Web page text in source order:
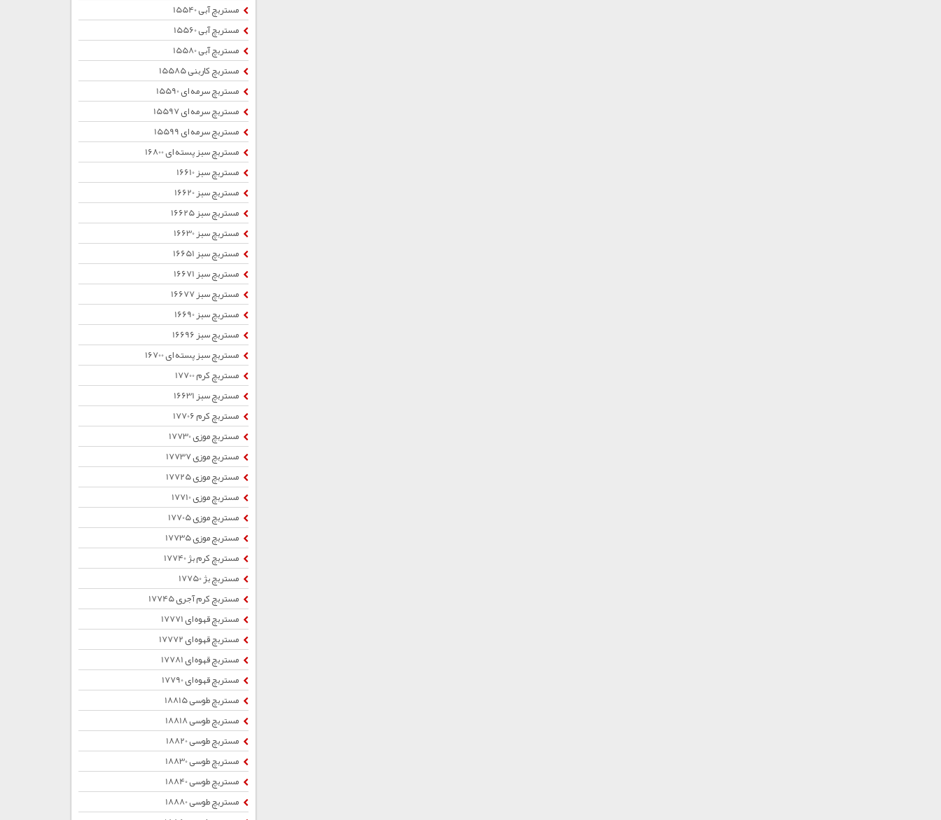
مستربچ آبی 15540
مستربچ آبی 15560
مستربچ آبی 15580
مستربچ کاربنی 15585
مستربچ سرمه ای 15590
مستربچ سرمه ای 15597
مستربچ سرمه ای 15599
مستربچ سبز پسته ای 16800
مستربچ سبز 16610
مستربچ سبز 16620
مستربچ سبز 16625
مستربچ سبز 16630
مستربچ سبز 16651
مستربچ سبز 16671
مستربچ سبز 16677
مستربچ سبز 16690
مستربچ سبز 16696
مستربچ سبز پسته ای 16700
مستربچ کرم 17700
مستربچ سبز 16631
مستربچ کرم 17706
مستربچ موزی 17730
مستربچ موزی 17737
مستربچ موزی 17725
مستربچ موزی 17710
مستربچ موزی 17705
مستربچ موزی 17735
مستربچ کرم بژ 17740
مستربچ بژ 17750
مستربچ کرم آجری 17745
مستربچ قهوه ای 17771
مستربچ قهوه ای 17772
مستربچ قهوه ای 17781
مستربچ قهوه ای 17790
مستربچ طوسی 18815
مستربچ طوسی 18818
مستربچ طوسی 18820
مستربچ طوسی 18830
مستربچ طوسی 18840
مستربچ طوسی 18880